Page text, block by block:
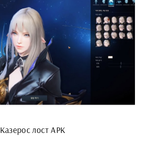
Казерос лост АРК